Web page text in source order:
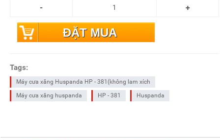
ĐẶT MUA
Tags:
Máy cưa xăng Huspanda HP - 381(không lam xích
Máy cưa xăng huspanda
HP - 381 Huspanda